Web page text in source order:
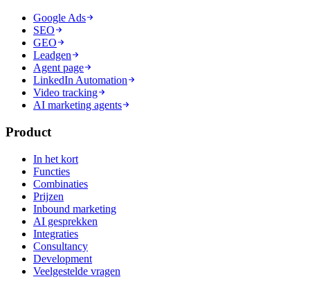
Google Ads
SEO
GEO
Leadgen
Agent page
LinkedIn Automation
Video tracking
AI marketing agents
Product
In het kort
Functies
Combinaties
Prijzen
Inbound marketing
AI gesprekken
Integraties
Consultancy
Development
Veelgestelde vragen